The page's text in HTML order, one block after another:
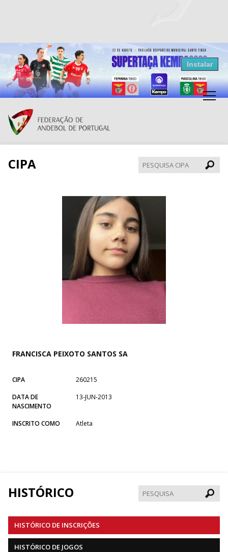
Resultados Andebol
Federação de Andebol de Portugal
Grátis - Disponivel na Play Store
Instalar
CIPA
CIPA
FRANCISCA PEIXOTO SANTOS SA
CIPA
260215
DATA DE
NASCIMENTO
13-JUN-2013
INSCRITO COMO Atleta
HISTÓRICO
HISTÓRICO DE INSCRIÇÕES
HISTÓRICO DE JOGOS